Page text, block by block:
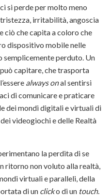
si perde per molto meno
irritabilità, angoscia
ciò che capita a coloro che
dispositivo mobile nelle
semplicemente perduto. Un
capitare, che trasporta
always onal sentirsi
di comunicare e praticare
dei mondi digitali e virtuali di
videogiochi e delle Realtà
la perdita di se
ritorno non voluto alla realtà,
virtuali e paralleli, della
di un clicko di un touch.